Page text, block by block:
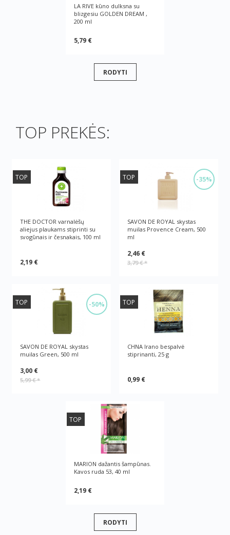
LA RIVE kūno dulksna su
blizgesiu GOLDEN DREAM ,
200 ml
5,79 €
RODYTI
TOP PREKĖS:
TOP
THE DOCTOR varnalėšų
aliejus plaukams stiprinti su
svogūnais ir česnakais, 100 ml
2,19 €
-35%
TOP
SAVON DE ROYAL skystas
muilas Provence Cream, 500
ml
2,46 €
3,79 €*
-50%
TOP
SAVON DE ROYAL skystas
muilas Green, 500 ml
3,00 €
5,99 €*
TOP
CHNA Irano bespalvė
stiprinanti, 25 g
0,99 €
TOP
MARION dažantis šampūnas.
Kavos ruda 53, 40 ml
2,19 €
RODYTI